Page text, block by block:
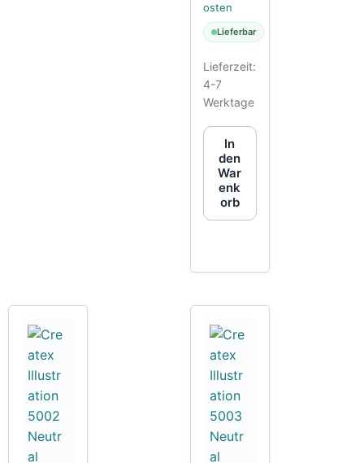
osten
Lieferbar
Lieferzeit:
4-7
Werktage
In
den
War
enk
orb